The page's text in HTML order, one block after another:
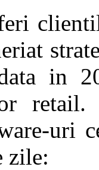
in
uri
zile: